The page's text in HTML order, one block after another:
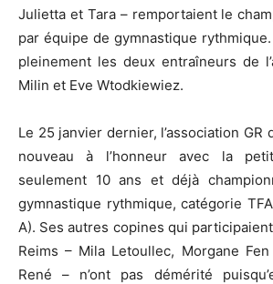
Julietta et Tara – remportaient le
par équipe de gymnastique
pleinement les deux entraîneurs de
Milin et Eve Wtodkiewiez.
Le 25 janvier dernier, l’association GR
nouveau à l’honneur avec la
seulement 10 ans et déjà
gymnastique rythmique, catégorie
A). Ses autres copines qui
Reims – Mila Letoullec, Morgane
René – n’ont pas démérité